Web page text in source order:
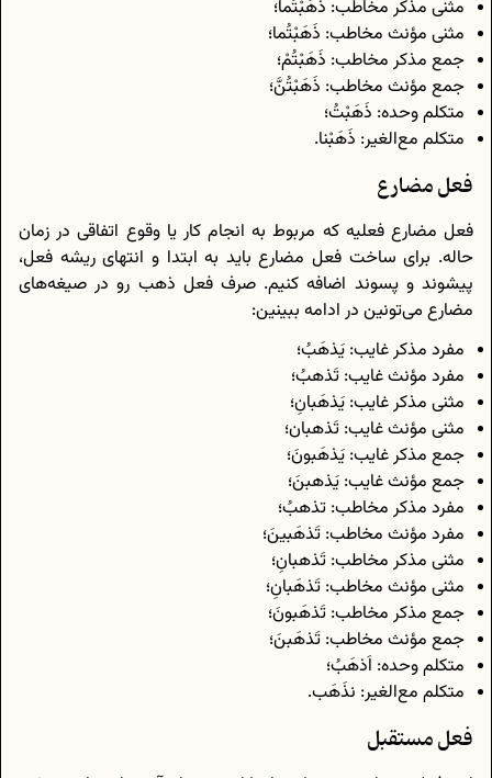
مثنی مذکر مخاطب: ذَهَبْتُما؛
مثنی مؤنث مخاطب: ذَهَبْتُما؛
جمع مذکر مخاطب: ذَهَبْتُمْ؛
جمع مؤنث مخاطب: ذَهَبْتُنَّ؛
متکلم وحده: ذَهَبْتُ؛
متکلم مع‌الغیر: ذَهَبْنا.
فعل مضارع
فعل مضارع فعلیه که مربوط به انجام کار یا وقوع اتفاقی در زمان
حاله. برای ساخت فعل مضارع باید به ابتدا و انتهای ریشه فعل،
پیشوند و پسوند اضافه کنیم. صرف فعل ذهب رو در صیغه‌های
مضارع می‌تونین در ادامه ببینین:
مفرد مذکر غایب: یَذهَبُ؛
مفرد مؤنث غایب: تَذهبُ؛
مثنی مذکر غایب: یَذهَبانِ؛
مثنی مؤنث غایب: تَذهبان؛
جمع مذکر غایب: یَذهَبونَ؛
جمع مؤنث غایب: یَذهبنَ؛
مفرد مذکر مخاطب: تذهبُ؛
مفرد مؤنث مخاطب: تَذهَبینَ؛
مثنی مذکر مخاطب: تَذهبانِ؛
مثنی مؤنث مخاطب: تَذهَبانِ؛
جمع مذکر مخاطب: تَذهَبونَ؛
جمع مؤنث مخاطب: تَذهَبنَ؛
متکلم وحده: اَذهَبُ؛
متکلم مع‌الغیر: نذَهَب.
فعل مستقبل